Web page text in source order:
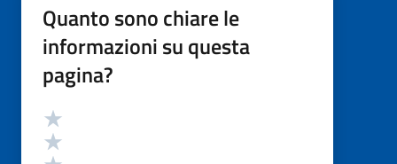
Quanto sono chiare le
informazioni su questa
pagina?
Valutazione